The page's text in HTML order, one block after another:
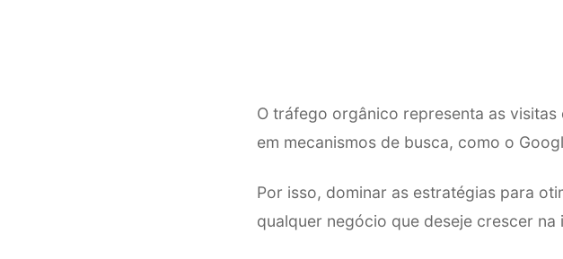
O tráfego orgânico representa as
em mecanismos de busca, como o
Por isso, dominar as estratégias para
qualquer negócio que deseje crescer na